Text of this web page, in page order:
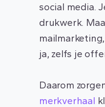
social media.
drukwerk.
ja, zelfs je
Daarom
merkverhaal